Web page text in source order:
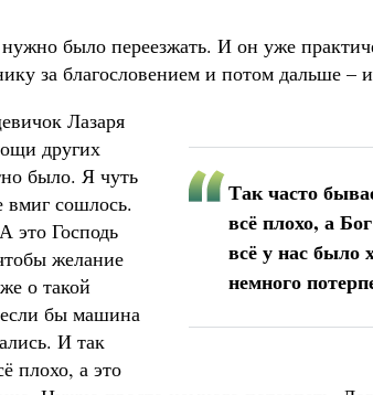
было переезжать. И он уже
за благословением и потом дальше –
Так часто
всё плохо, а
всё у нас было
немного
Лазаря
других
было. Я чуть
вмиг сошлось.
это Господь
желание
о такой
бы машина
И так
плохо, а это